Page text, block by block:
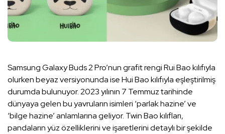
Samsung Galaxy Buds 2 Pro’nun grafit rengi Rui Bao kılıfıyla
olurken beyaz versiyonunda ise Hui Bao kılıfıyla eşleştirilmiş
durumda bulunuyor. 2023 yılının 7 Temmuz tarihinde
dünyaya gelen bu yavruların isimleri ‘parlak hazine’ ve
‘bilge hazine’ anlamlarına geliyor. Twin Bao kılıfları,
pandaların yüz özelliklerini ve işaretlerini detaylı bir şekilde